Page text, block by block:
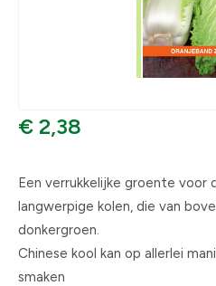
€ 2,38
Een verrukkelijke groente voor
langwerpige kolen, die van
donkergroen.
Chinese kool kan op allerlei
smaken